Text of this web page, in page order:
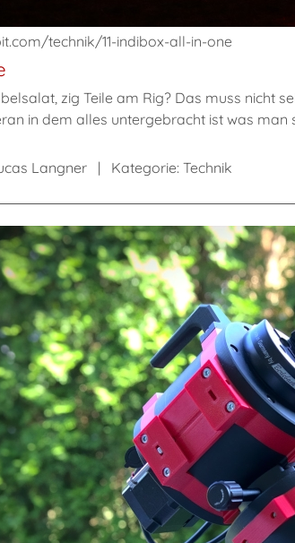
technik/11-indibox-all-in-one
zig Teile am Rig? Das muss nicht
in dem alles untergebracht ist was
Langner Kategorie: Technik